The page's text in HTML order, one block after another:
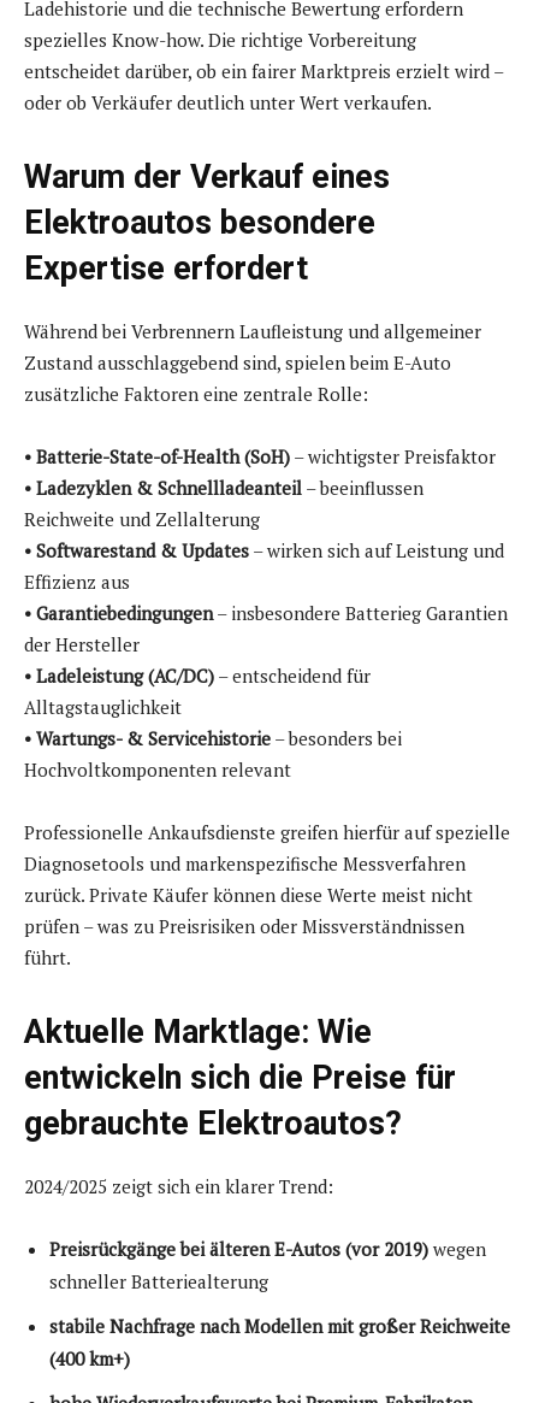
Ladehistorie und die technische Bewertung erfordern
spezielles Know-how. Die richtige Vorbereitung
entscheidet darüber, ob ein fairer Marktpreis erzielt wird –
oder ob Verkäufer deutlich unter Wert verkaufen.
Warum der Verkauf eines
Elektroautos besondere
Expertise erfordert
Während bei Verbrennern Laufleistung und allgemeiner
Zustand ausschlaggebend sind, spielen beim E-Auto
zusätzliche Faktoren eine zentrale Rolle:
• Batterie-State-of-Health (SoH) – wichtigster Preisfaktor
• Ladezyklen & Schnellladeanteil – beeinflussen
Reichweite und Zellalterung
• Softwarestand & Updates – wirken sich auf Leistung und
Effizienz aus
• Garantiebedingungen – insbesondere Batterieg Garantien
der Hersteller
• Ladeleistung (AC/DC) – entscheidend für
Alltagstauglichkeit
• Wartungs- & Servicehistorie – besonders bei
Hochvoltkomponenten relevant
Professionelle Ankaufsdienste greifen hierfür auf spezielle
Diagnosetools und markenspezifische Messverfahren
zurück. Private Käufer können diese Werte meist nicht
prüfen – was zu Preisrisiken oder Missverständnissen
führt.
Aktuelle Marktlage: Wie
entwickeln sich die Preise für
gebrauchte Elektroautos?
2024/2025 zeigt sich ein klarer Trend:
Preisrückgänge bei älteren E-Autos (vor 2019) wegen
schneller Batteriealterung
stabile Nachfrage nach Modellen mit großer Reichweite
(400 km+)